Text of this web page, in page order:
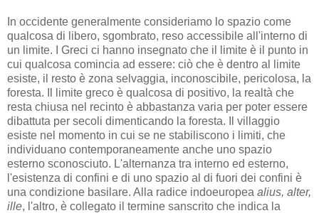
In occidente generalmente consideriamo lo spazio come
qualcosa di libero, sgombrato, reso accessibile all'interno di
un limite. I Greci ci hanno insegnato che il limite è il punto in
cui qualcosa comincia ad essere: ciò che è dentro al limite
esiste, il resto è zona selvaggia, inconoscibile, pericolosa, la
foresta. Il limite greco è qualcosa di positivo, la realtà che
resta chiusa nel recinto è abbastanza varia per poter essere
dibattuta per secoli dimenticando la foresta. Il villaggio
esiste nel momento in cui se ne stabiliscono i limiti, che
individuano contemporaneamente anche uno spazio
esterno sconosciuto. L'alternanza tra interno ed esterno,
l'esistenza di confini e di uno spazio al di fuori dei confini è
una condizione basilare. Alla radice indoeuropea alius, alter,
ille, l'altro, è collegato il termine sanscrito che indica la